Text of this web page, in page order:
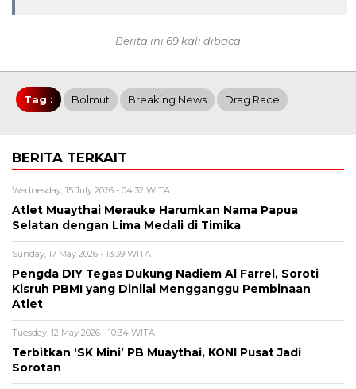
Berita ini 69 kali dibaca
Tag : Bolmut Breaking News Drag Race
BERITA TERKAIT
Wednesday, 15 July 2026 - 04:32 WITA
Atlet Muaythai Merauke Harumkan Nama Papua
Selatan dengan Lima Medali di Timika
Sunday, 17 May 2026 - 13:39 WITA
Pengda DIY Tegas Dukung Nadiem Al Farrel, Soroti
Kisruh PBMI yang Dinilai Mengganggu Pembinaan
Atlet
Tuesday, 12 May 2026 - 10:34 WITA
Terbitkan ‘SK Mini’ PB Muaythai, KONI Pusat Jadi
Sorotan